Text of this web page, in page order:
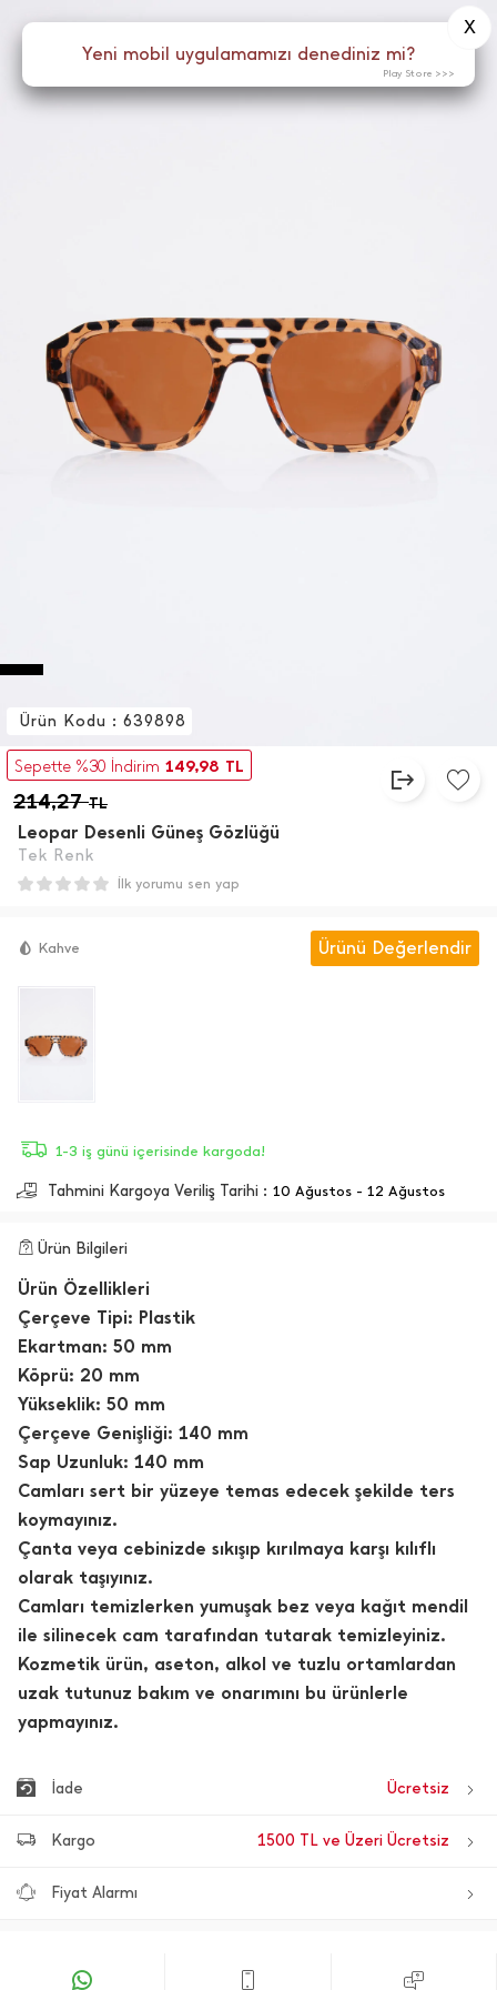
Menü
Sepette %30 İndirim 149,98 TL
214,27TL
Leopar Desenli Güneş Gözlüğü
Tek Renk
Ürün Kodu : 639898
İlk yorumu sen yap
Kahve Ürünü Değerlendir
1-3 iş günü içerisinde kargoda!
Tahmini Kargoya Veriliş Tarihi : 10 Ağustos - 12 Ağustos
Ürün Bilgileri
Ürün Özellikleri
Çerçeve Tipi: Plastik
Ekartman: 50 mm
Köprü: 20 mm
Yükseklik: 50 mm
Çerçeve Genişliği: 140 mm
Sap Uzunluk: 140 mm
Camları sert bir yüzeye temas edecek şekilde ters
koymayınız.
Çanta veya cebinizde sıkışıp kırılmaya karşı kılıflı
olarak taşıyınız.
Camları temizlerken yumuşak bez veya kağıt mendil
ile silinecek cam tarafından tutarak temizleyiniz.
Kozmetik ürün, aseton, alkol ve tuzlu ortamlardan
uzak tutunuz bakım ve onarımını bu ürünlerle
yapmayınız.
İade Ücretsiz
Kargo 1500 TL ve Üzeri Ücretsiz
Fiyat Alarmı
Yeni mobil uygulamamızı denediniz mi?
X
Play Store >>>